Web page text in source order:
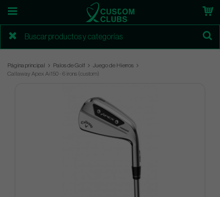
Página principal Palos de Golf
Juego de Hierros
Callaway Apex Ai150 - 6 irons (custom)